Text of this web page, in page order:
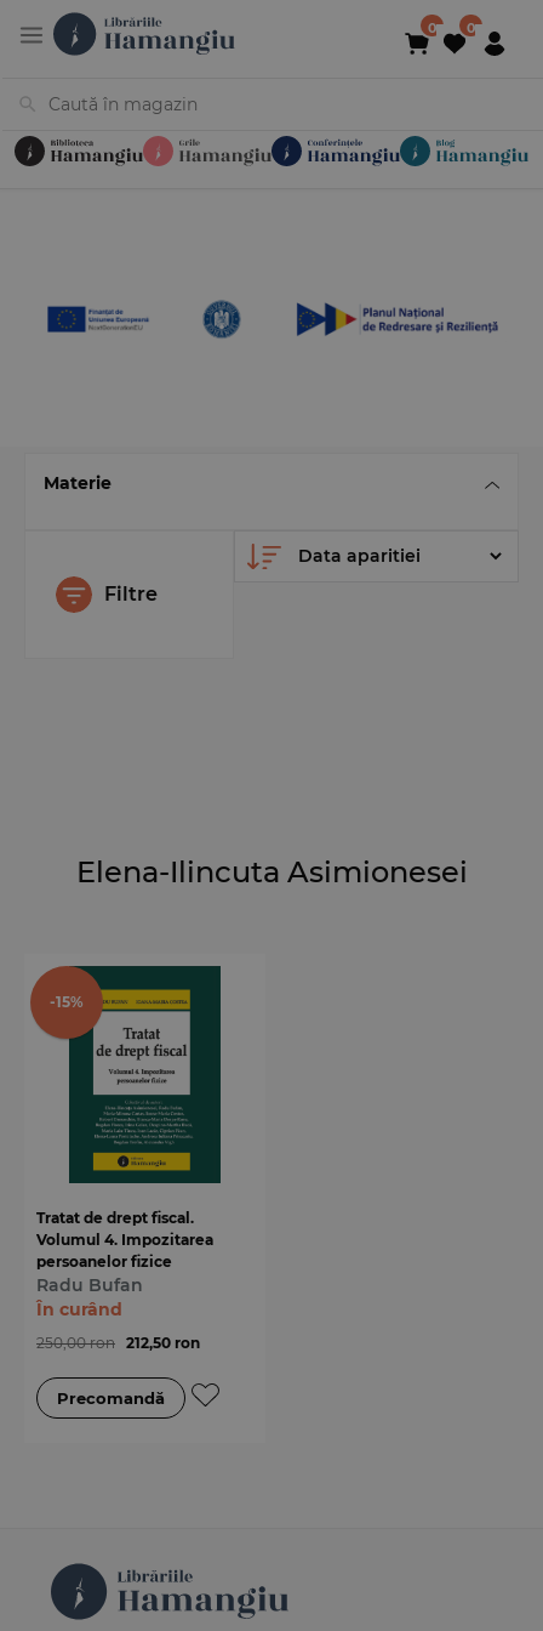
Materie
Filtre
Elena-Ilincuta Asimionesei
-15%
Tratat de drept fiscal.
Volumul 4. Impozitarea
persoanelor fizice
Radu Bufan
În curând
250,00 ron 212,50 ron